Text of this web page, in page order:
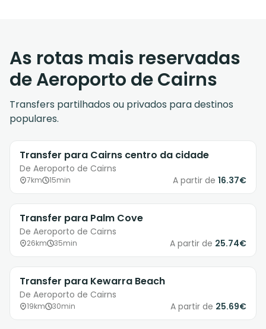
As rotas mais reservadas
de Aeroporto de Cairns
Transfers partilhados ou privados para destinos
populares.
Transfer para Cairns centro da cidade
De Aeroporto de Cairns
7km 15min A partir de 16.37€
Transfer para Palm Cove
De Aeroporto de Cairns
26km 35min A partir de 25.74€
Transfer para Kewarra Beach
De Aeroporto de Cairns
19km 30min A partir de 25.69€